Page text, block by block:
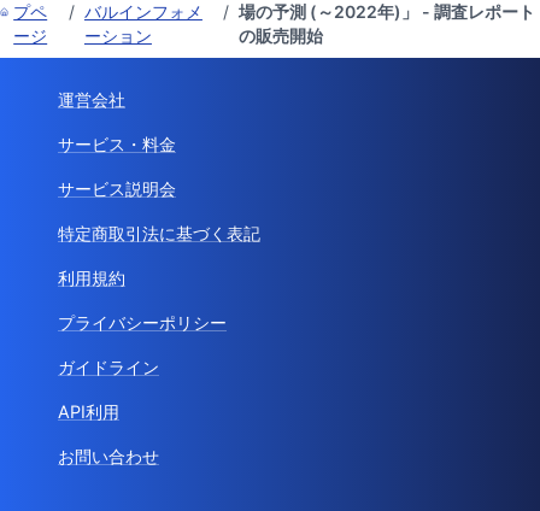
プペ
ージ
/ バルインフォメ
ーション
/ 場の予測 (～2022年)」 - 調査レポート
の販売開始
運営会社
サービス・料金
サービス説明会
特定商取引法に基づく表記
利用規約
プライバシーポリシー
ガイドライン
API利用
お問い合わせ